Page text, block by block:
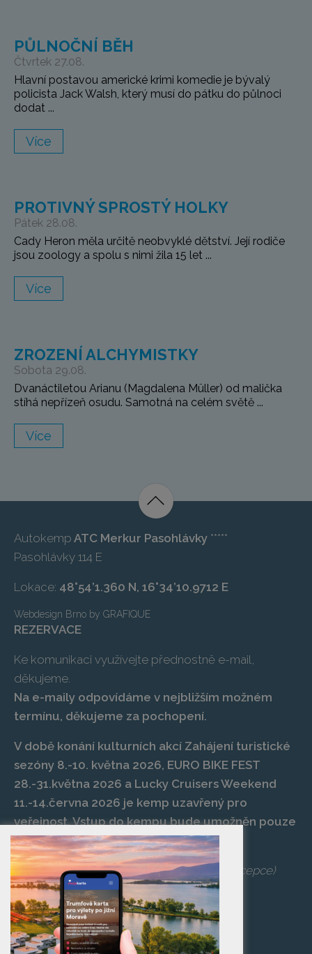
PŮLNOČNÍ BĚH
Čtvrtek 27.08.
Hlavní postavou americké krimi komedie je bývalý
policista Jack Walsh, který musí do pátku do půlnoci
dodat ...
Více
PROTIVNÝ SPROSTÝ HOLKY
Pátek 28.08.
Cady Heron měla určitě neobvyklé dětství. Její rodiče
jsou zoology a spolu s nimi žila 15 let ...
Více
ZROZENÍ ALCHYMISTKY
Sobota 29.08.
Dvanáctiletou Arianu (Magdalena Müller) od malička
stíhá nepřízeň osudu. Samotná na celém světě ...
Více
Autokemp ATC Merkur Pasohlávky *****
Pasohlávky 114 E
Lokace: 48°54’1.360 N, 16°34’10.9712 E
Webdesign Brno by GRAFIQUE
REZERVACE
Ke komunikaci využívejte přednostně e-mail,
děkujeme.
Na e-maily odpovídáme v nejbližším možném
termínu, děkujeme za pochopení.
V době konání kulturních akcí Zahájení turistické
sezóny 8.-10. května 2026, EURO BIKE FEST
28.-31.května 2026 a Lucky Cruisers Weekend
11.-14.června 2026 je kemp uzavřený pro
veřejnost. Vstup do kempu bude umožněn pouze
po zaplacení vstupenky na danou akci.
Telefon:+420 519 427 714,539 029 266
(recepce)
E-mail:camp@pasohlavky.cz